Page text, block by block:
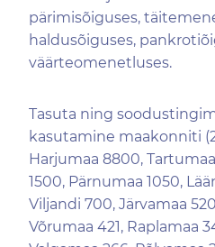
pärimisõiguses,
haldusõiguses,
väärteomenetluses.
Tasuta ning
kasutamine maakonniti
Harjumaa 8800,
1500, Pärnumaa 1050,
Viljandi 700, Järvamaa
Võrumaa 421, Raplamaa